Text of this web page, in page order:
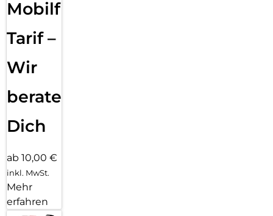
Mobilfunk
Tarif –
Wir
beraten
Dich
ab 10,00 €
inkl. MwSt.
Mehr
erfahren